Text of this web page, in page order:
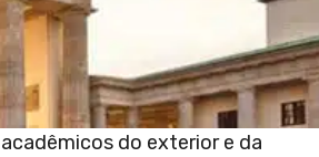
do exterior e da